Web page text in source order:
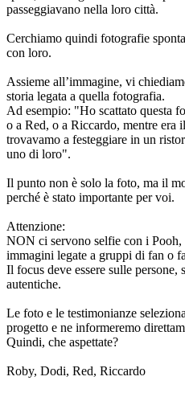
passeggiavano nella loro città.
Cerchiamo quindi fotografie
con loro.
Assieme all’immagine, vi
storia legata a quella fotografia.
Ad esempio: "Ho scattato questa
o a Red, o a Riccardo, mentre era
trovavamo a festeggiare in un
uno di loro".
Il punto non è solo la foto, ma il
perché è stato importante per voi.
Attenzione:
NON ci servono selfie con i
immagini legate a gruppi di fan o
Il focus deve essere sulle
autentiche.
Le foto e le testimonianze
progetto e ne informeremo
Quindi, che aspettate?
Roby, Dodi, Red, Riccardo